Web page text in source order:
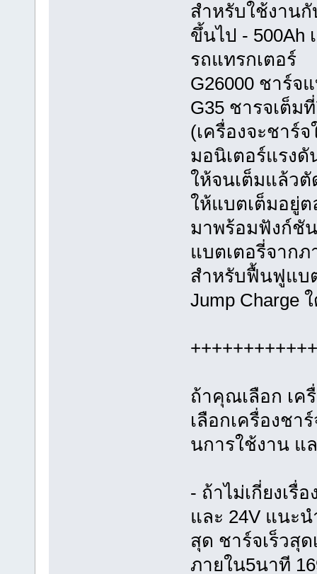
สำหรับใช้งาน
ขึ้นไป - 500Ah
รถแทรกเตอร์
G26000 ชาร์จ
G35 ชารจเต็ม
(เครื่องจะชาร์
มอนิเตอร์แรงดั
ให้จนเต็มแล้ว
ให้แบตเต็มอยู่ต
มาพร้อมฟังก์ชั
แบตเตอรี่จากภ
สำหรับฟื้นฟูแบ
Jump Charge
ถ้าคุณเลือก เค
เลือกเครื่องชา
นการใช้งาน แ
- ถ้าไม่เกี่ยงเรื่
และ 24V แนะ
สุด ชาร์จเร็วสุ
ภายใน5นาที